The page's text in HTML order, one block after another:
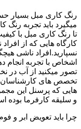
رنگ کاری مبل بسیار
میگیرد باید تجربه رنگ
تا رنگ کاری مبل با
کارگاه هایی که از
نسپارید.افراد ناشی
اشخاص با تجربه انجام
تصور میکنید از آب در
تخصص های کارشناسان
هایی که پرسنل این
و سلیقه کارفرما بوده
چرا باید تعویض ابر و